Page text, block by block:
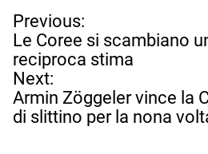
N
a
v
i
g
a
z
Previous:
Le Coree si scambiano
reciproca stima
Next:
Armin Zöggeler vince la
di slittino per la nona